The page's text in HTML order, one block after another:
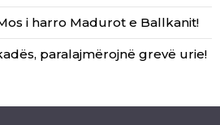
i harro Madurot e Ballkanit!
paralajmërojnë grevë urie!